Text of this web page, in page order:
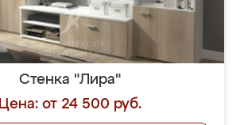
Стенка "Лира"
Цена: от 24 500 руб.